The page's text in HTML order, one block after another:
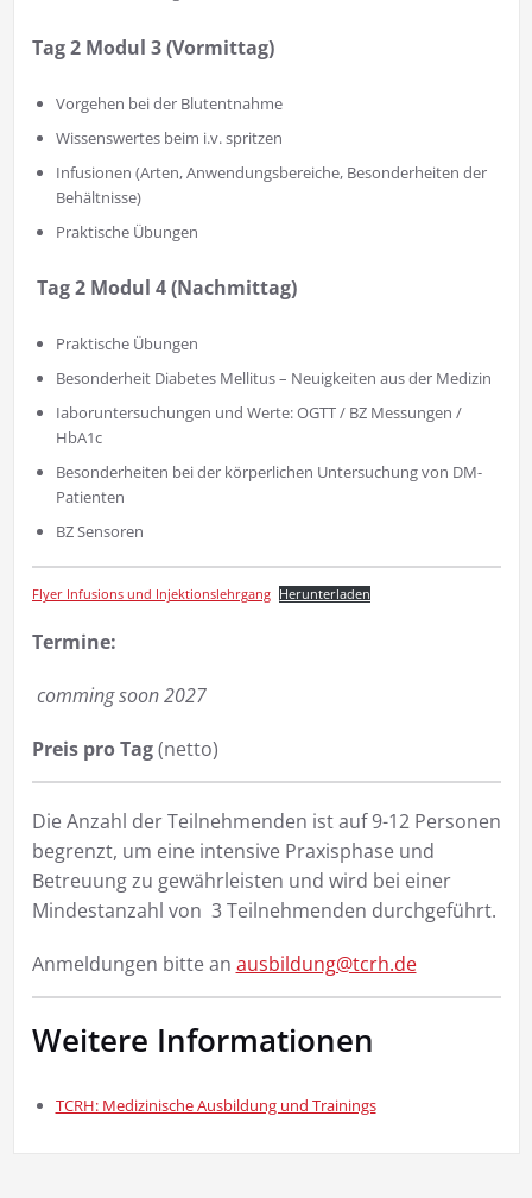
Tag 2 Modul 3 (Vormittag)
Vorgehen bei der Blutentnahme
Wissenswertes beim i.v. spritzen
Infusionen (Arten, Anwendungsbereiche, Besonderheiten der
Behältnisse)
Praktische Übungen
Tag 2 Modul 4 (Nachmittag)
Praktische Übungen
Besonderheit Diabetes Mellitus – Neuigkeiten aus der Medizin
Iaboruntersuchungen und Werte: OGTT / BZ Messungen /
HbA1c
Besonderheiten bei der körperlichen Untersuchung von DM-
Patienten
BZ Sensoren
Flyer Infusions und Injektionslehrgang Herunterladen
Termine:
comming soon 2027
Preis pro Tag(netto)
Die Anzahl der Teilnehmenden ist auf 9-12 Personen
begrenzt, um eine intensive Praxisphase und
Betreuung zu gewährleisten und wird bei einer
Mindestanzahl von 3 Teilnehmenden durchgeführt.
Anmeldungen bitte an ausbildung@tcrh.de
Weitere Informationen
TCRH: Medizinische Ausbildung und Trainings